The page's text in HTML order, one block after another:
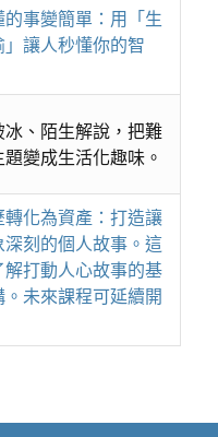
的事變簡單：用「生
」讓人秒懂你的智
冰、陌生解說，把難
變成生活化趣味。
轉化為資產：打造讓
深刻的個人故事。這
解打動人心故事的基
。未來課程可延續開